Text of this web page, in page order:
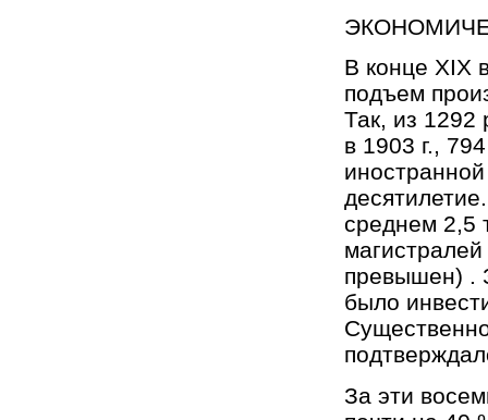
В конце ХIХ
подъем
Так, из 1292
в 1903 г.,
среднем 2,5
превышен) .
было
За эти